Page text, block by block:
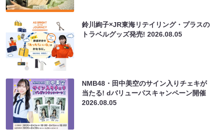
鈴川絢子×JR東海リテイリング・プラスの
トラベルグッズ発売!2026.08.05
NMB48・田中美空のサイン入りチェキが
当たる! dバリューパスキャンペーン開催
2026.08.05